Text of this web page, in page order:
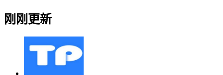
刚刚更新